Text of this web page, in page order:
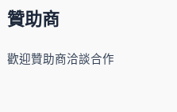
贊助商
歡迎贊助商洽談合作